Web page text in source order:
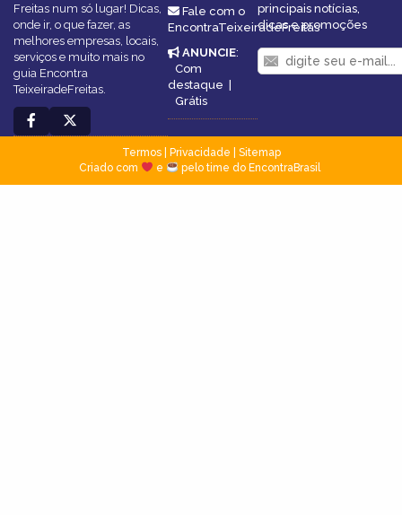
Freitas num só lugar! Dicas,
onde ir, o que fazer, as
melhores empresas, locais,
serviços e muito mais no
guia Encontra
TeixeiradeFreitas.
Fale com o
EncontraTeixeiradeFreitas
ANUNCIE:
Com
destaque
Grátis
principais notícias,
dicas e promoções
Termos| Privacidade
Sitemap
Criado com
e pelo time do EncontraBrasil